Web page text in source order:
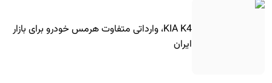
KIA K4، وارداتی متفاوت هرمس خودرو برای بازار
ایران